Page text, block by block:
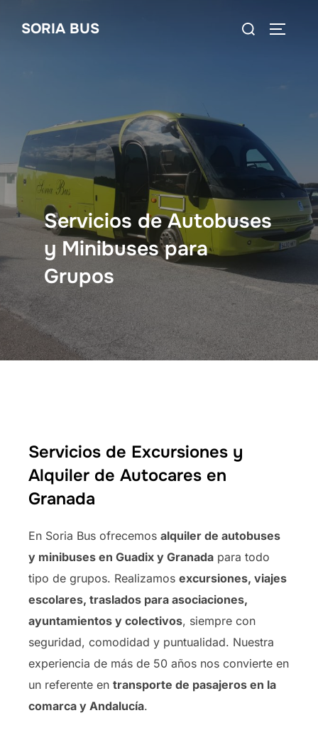
SORIA BUS Buscar:
Servicios de Autobuses
y Minibuses para
Grupos
Servicios de Excursiones y
Alquiler de Autocares en
Granada
En Soria Bus ofrecemos alquiler de autobuses
y minibuses en Guadix y Granada para todo
tipo de grupos. Realizamos excursiones, viajes
escolares, traslados para asociaciones,
ayuntamientos y colectivos, siempre con
seguridad, comodidad y puntualidad. Nuestra
experiencia de más de 50 años nos convierte en
un referente en transporte de pasajeros en la
comarca y Andalucía.